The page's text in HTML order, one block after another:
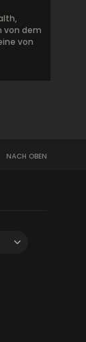
von dem
von
NACH OBEN